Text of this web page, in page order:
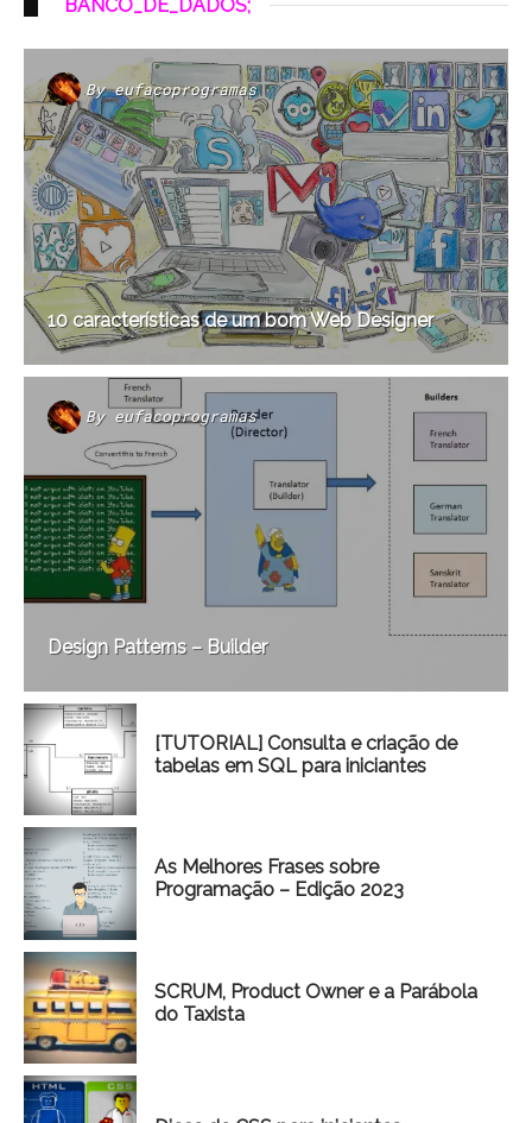
BANCO_DE_DADOS;
Byeufacoprogramas
10 características de um bom Web Designer
By eufacoprogramas
Design Patterns – Builder
[TUTORIAL] Consulta e criação de
tabelas em SQL para iniciantes
As Melhores Frases sobre
Programação – Edição 2023
SCRUM, Product Owner e a Parábola
do Taxista